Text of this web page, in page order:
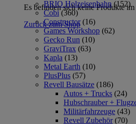
Es befinden sich keine Produkte
Zurück zum Shop
BRIO Holzeisenbahn (152)
Cobi (360)
Constructor (16)
Games Workshop (62)
Gecko Run (10)
GraviTrax (63)
Kapla (13)
Metal Earth (10)
PlusPlus (57)
Revell Bausätze (186)
Autos + Trucks (24)
Hubschrauber +
Militärfahrzeuge (43)
Revell Zubehör (70)